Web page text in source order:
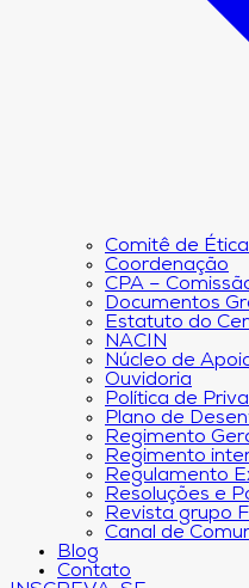
Comitê de
Coordenação
CPA –
Documentos
Estatuto do
NACIN
Núcleo de
Ouvidoria
Política de
Plano de
Regimento
Regimento
Regulamento
Resoluções e
Revista grupo
Canal de
Blog
Contato